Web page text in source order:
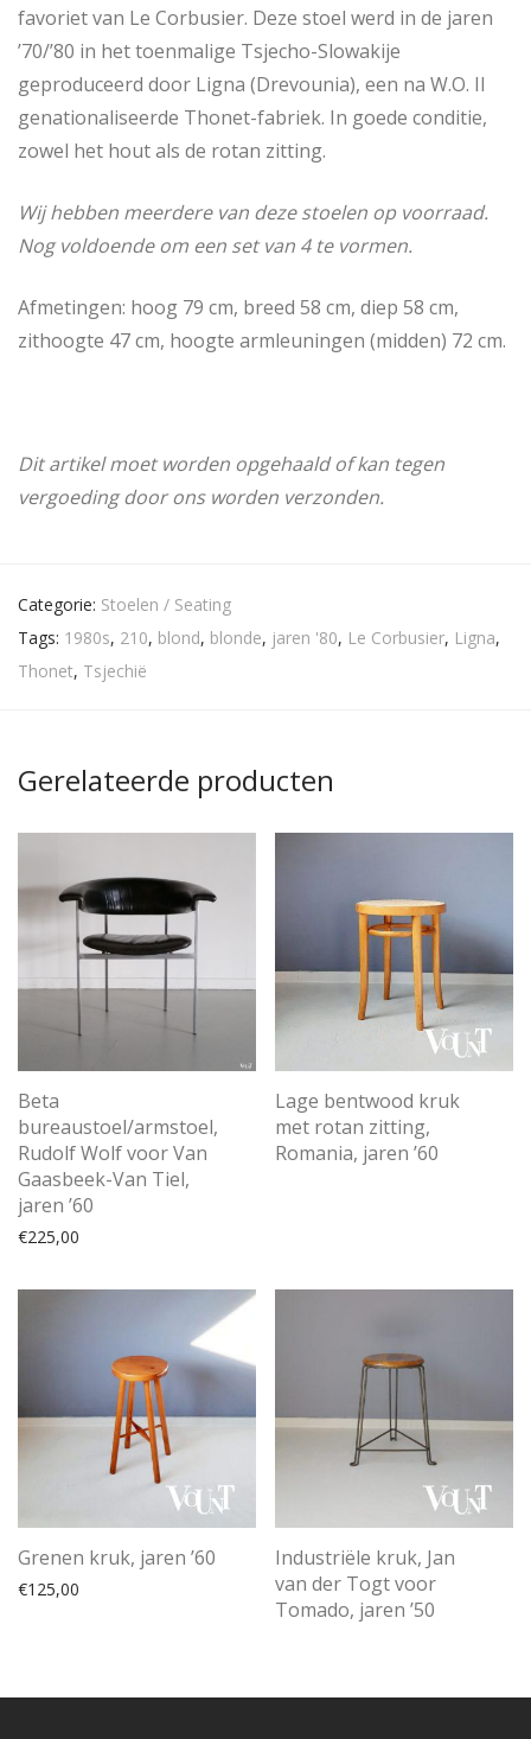
favoriet van Le Corbusier. Deze stoel werd in de jaren
’70/’80 in het toenmalige Tsjecho-Slowakije
geproduceerd door Ligna (Drevounia), een na W.O. II
genationaliseerde Thonet-fabriek. In goede conditie,
zowel het hout als de rotan zitting.
Wij hebben meerdere van deze stoelen op voorraad.
Nog voldoende om een set van 4 te vormen.
Afmetingen: hoog 79 cm, breed 58 cm, diep 58 cm,
zithoogte 47 cm, hoogte armleuningen (midden) 72 cm.
Dit artikel moet worden opgehaald of kan tegen
vergoeding door ons worden verzonden.
Categorie: Stoelen / Seating
Tags: 1980s, 210, blond, blonde, jaren '80, Le Corbusier, Ligna,
Thonet, Tsjechië
Gerelateerde producten
Beta
bureaustoel/armstoel,
Rudolf Wolf voor Van
Gaasbeek-Van Tiel,
jaren ’60
€225,00
Lage bentwood kruk
met rotan zitting,
Romania, jaren ’60
Grenen kruk, jaren ’60
€125,00
Industriële kruk, Jan
van der Togt voor
Tomado, jaren ’50